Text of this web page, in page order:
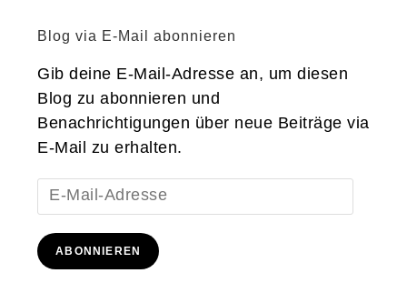
Blog via E-Mail abonnieren
Gib deine E-Mail-Adresse an, um diesen
Blog zu abonnieren und
Benachrichtigungen über neue Beiträge via
E-Mail zu erhalten.
E-
Mail-
Adresse
ABONNIEREN